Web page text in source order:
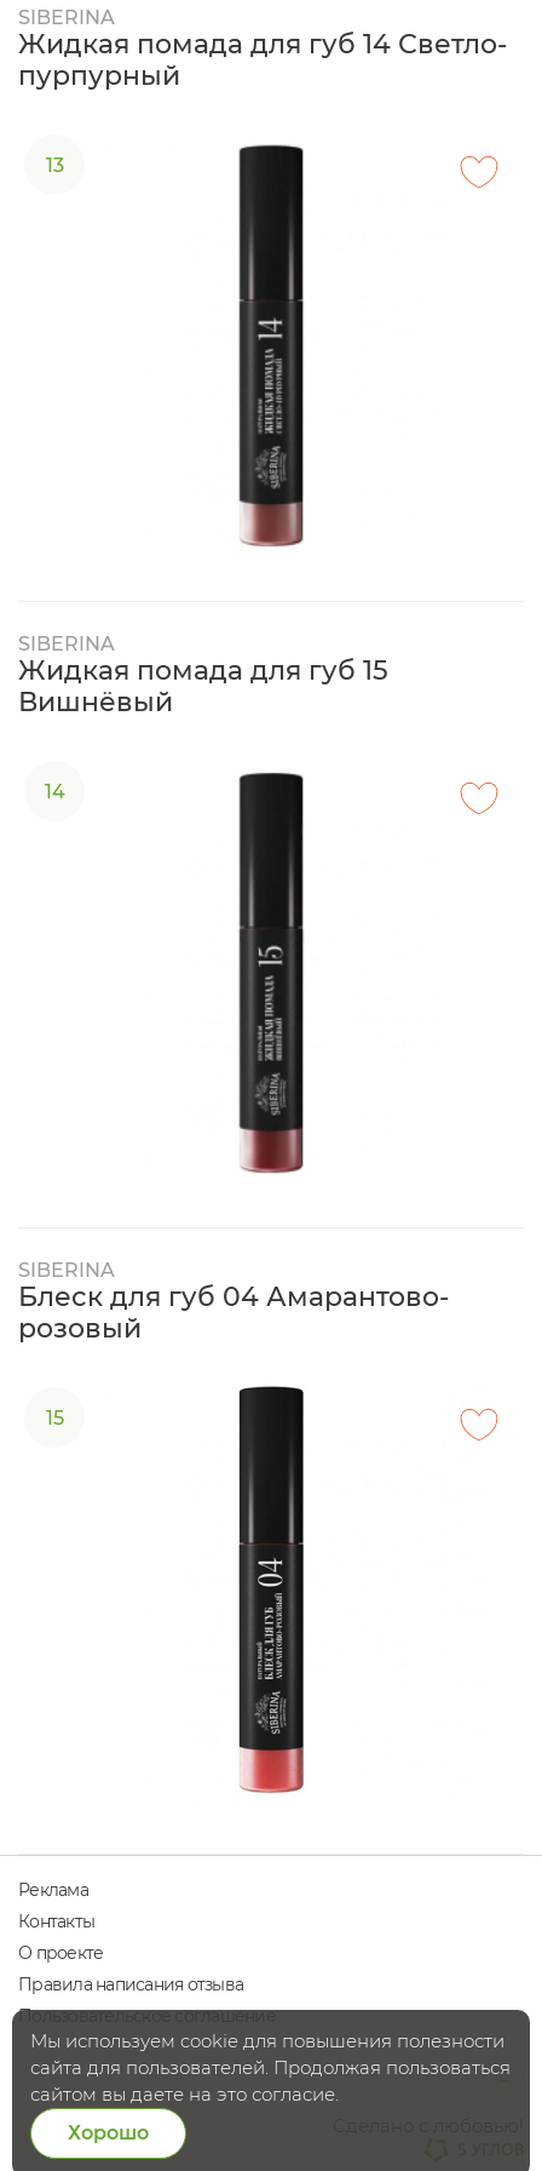
SIBERINA
Жидкая помада для губ 14 Светло-
пурпурный
13
SIBERINA
Жидкая помада для губ 15
Вишнёвый
14
SIBERINA
Блеск для губ 04 Амарантово-
розовый
15
Реклама
Контакты
О проекте
Правила написания отзыва
Пользовательское соглашение
Мы используем cookie для повышения полезности
сайта для пользователей. Продолжая пользоваться
сайтом вы даете на это согласие.
Хорошо